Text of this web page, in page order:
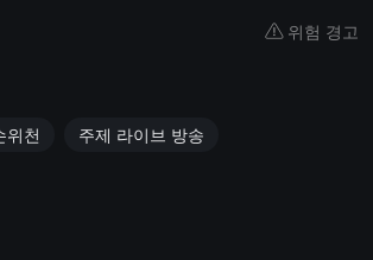
위험 경고
위천 주제 라이브 방송